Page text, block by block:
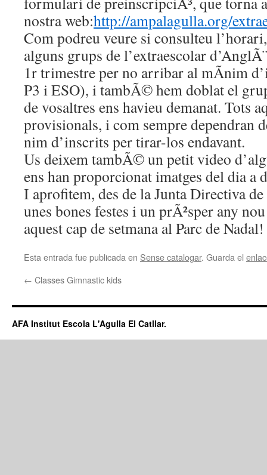
nostra web:http://ampalagulla.org/
Com podreu veure si consulteu
alguns grups de l’extraescolar
1r trimestre per no arribar al mÃ­nim
P3 i ESO), i tambÃ© hem doblat el
de vosaltres ens havieu demanat. Tots
provisionals, i com sempre dependran
nim d’inscrits per tirar-los endavant.
Us deixem tambÃ© un petit video
ens han proporcionat imatges del dia a
I aprofitem, des de la Junta Directiva
unes bones festes i un prÃ²sper any
aquest cap de setmana al Parc de Nadal!
Esta entrada fue publicada en Sense catalogar. Guarda el
← Classes Gimnastic kids
AFA Institut Escola L'Agulla El Catllar.